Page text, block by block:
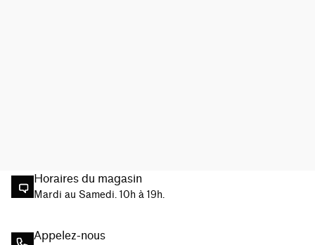
Horaires du magasin
Mardi au Samedi. 10h à 19h.
Appelez-nous